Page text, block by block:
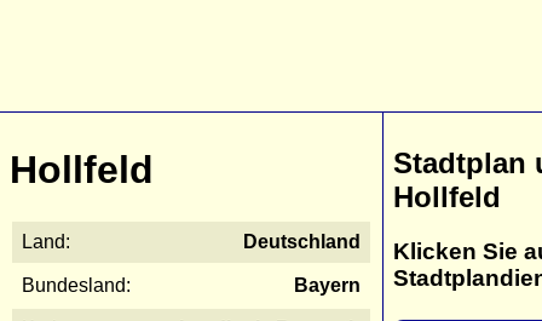
Hollfeld
Land: Deutschland
Bundesland: Bayern
Stadtplan
Hollfeld
Klicken Sie